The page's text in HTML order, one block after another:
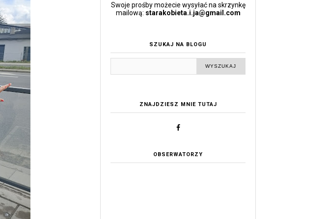
Swoje prośby możecie wysyłać na skrzynkę
mailową: starakobieta.i.ja@gmail.com
SZUKAJ NA BLOGU
ZNAJDZIESZ MNIE TUTAJ
OBSERWATORZY